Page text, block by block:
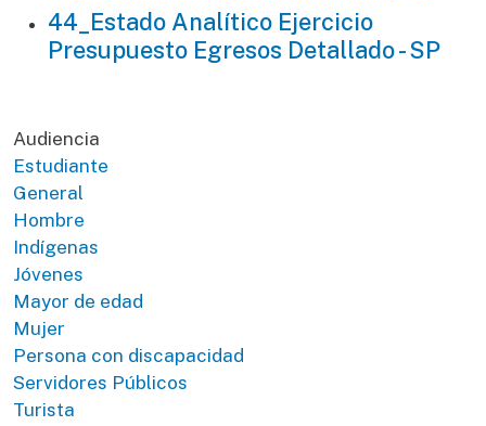
44_Estado Analítico Ejercicio
Presupuesto Egresos Detallado - SP
Audiencia
Estudiante
General
Hombre
Indígenas
Jóvenes
Mayor de edad
Mujer
Persona con discapacidad
Servidores Públicos
Turista